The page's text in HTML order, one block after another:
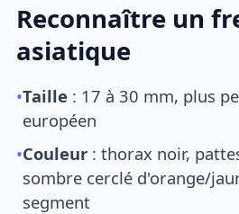
Reconnaître un
asiatique
•Taille : 17 à 30 mm, plus
européen
•Couleur : thorax noir,
sombre cerclé d'orange/
segment